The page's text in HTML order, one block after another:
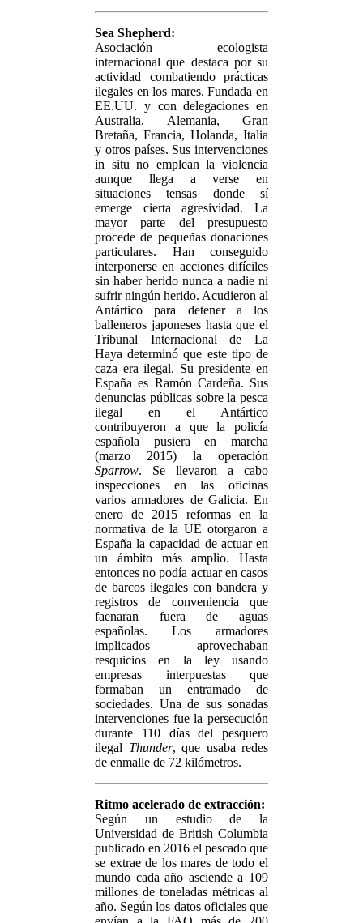
Sea Shepherd:
Asociación ecologista
internacional que destaca por su
actividad combatiendo prácticas
ilegales en los mares. Fundada en
EE.UU. y con delegaciones en
Australia, Alemania, Gran
Bretaña, Francia, Holanda, Italia
y otros países. Sus intervenciones
in situ no emplean la violencia
aunque llega a verse en
situaciones tensas donde sí
emerge cierta agresividad. La
mayor parte del presupuesto
procede de pequeñas donaciones
particulares. Han conseguido
interponerse en acciones difíciles
sin haber herido nunca a nadie ni
sufrir ningún herido. Acudieron al
Antártico para detener a los
balleneros japoneses hasta que el
Tribunal Internacional de La
Haya determinó que este tipo de
caza era ilegal. Su presidente en
España es Ramón Cardeña. Sus
denuncias públicas sobre la pesca
ilegal en el Antártico
contribuyeron a que la policía
española pusiera en marcha
(marzo 2015) la operación
Sparrow. Se llevaron a cabo
inspecciones en las oficinas
varios armadores de Galicia. En
enero de 2015 reformas en la
normativa de la UE otorgaron a
España la capacidad de actuar en
un ámbito más amplio. Hasta
entonces no podía actuar en casos
de barcos ilegales con bandera y
registros de conveniencia que
faenaran fuera de aguas
españolas. Los armadores
implicados aprovechaban
resquicios en la ley usando
empresas interpuestas que
formaban un entramado de
sociedades. Una de sus sonadas
intervenciones fue la persecución
durante 110 días del pesquero
ilegal Thunder, que usaba redes
de enmalle de 72 kilómetros.
Ritmo acelerado de extracción:
Según un estudio de la
Universidad de British Columbia
publicado en 2016 el pescado que
se extrae de los mares de todo el
mundo cada año asciende a 109
millones de toneladas métricas al
año. Según los datos oficiales que